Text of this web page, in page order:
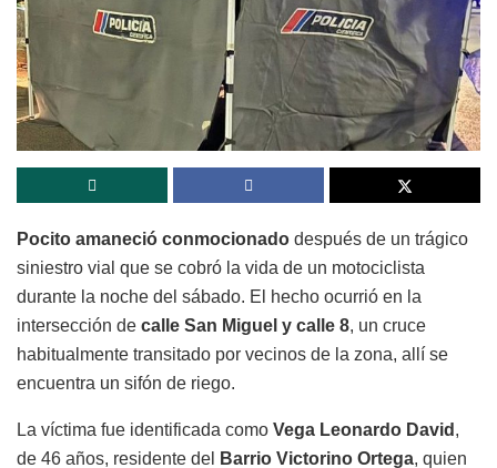
Pocito amaneció conmocionado después de un trágico
siniestro vial que se cobró la vida de un motociclista
durante la noche del sábado. El hecho ocurrió en la
intersección de calle San Miguel y calle 8, un cruce
habitualmente transitado por vecinos de la zona, allí se
encuentra un sifón de riego.
La víctima fue identificada como Vega Leonardo David ,
de 46 años, residente del
Barrio Victorino Ortega, quien